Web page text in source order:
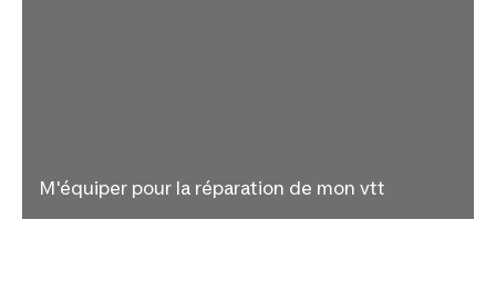
M'équiper pour la réparation de mon vtt